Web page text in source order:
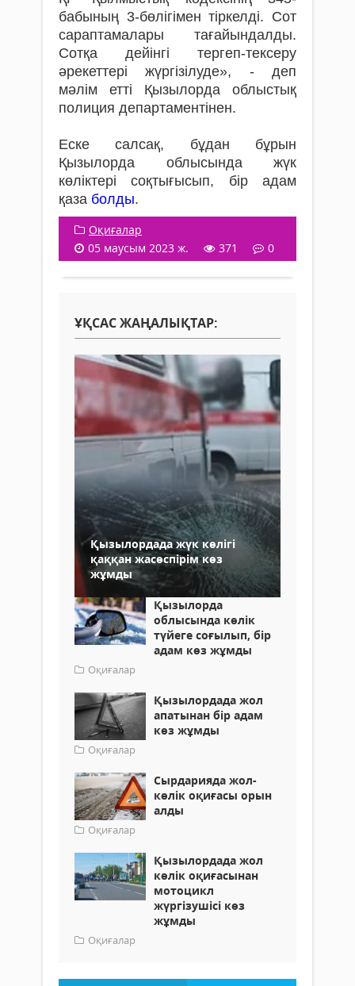
бабының 3-бөлігімен тіркелді. Сот
сараптамалары тағайындалды.
Сотқа дейінгі тергеп-тексеру
әрекеттері жүргізілуде», - деп
мәлім етті Қызылорда облыстық
полиция департаментінен.
Еске салсақ, бұдан бұрын
Қызылорда облысында жүк
көліктері соқтығысып, бір адам
қаза болды.
Оқиғалар
05 маусым 2023 ж.
371 0
ҰҚСАС ЖАҢАЛЫҚТАР:
Қызылордада жүк көлігі
қаққан жасөспірім көз
жұмды
Қызылорда
облысында көлік
түйеге соғылып, бір
адам көз жұмды
Оқиғалар
Қызылордада жол
апатынан бір адам
көз жұмды
Оқиғалар
Сырдарияда жол-
көлік оқиғасы орын
алды
Оқиғалар
Қызылордада жол
көлік оқиғасынан
мотоцикл
жүргізушісі көз
жұмды
Оқиғалар